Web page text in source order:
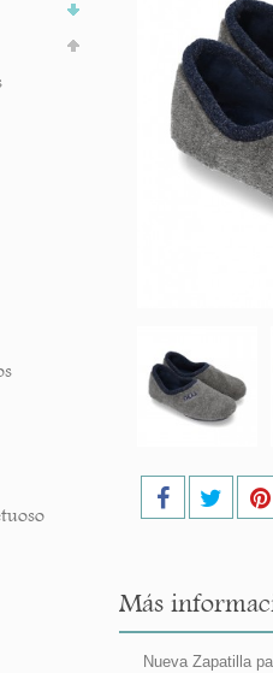
Más
Nueva Zapatilla